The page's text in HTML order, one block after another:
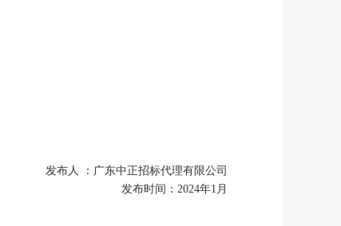
发布人
：广东中正招标代理有限公司
发布时间： 2024年1 月